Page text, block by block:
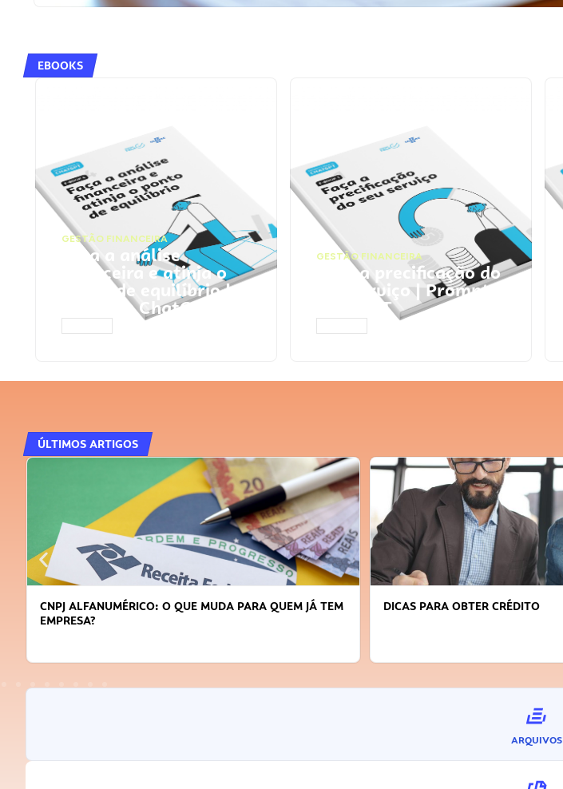
EBOOKS
GESTÃO FINANCEIRA
Faça a análise
financeira e atinja o
ponto de equilíbrio |
Prompts ChatGPT
GESTÃO FINANCEIRA
Faça a precificação do
seu serviço | Prompts
ChatGPT
ÚLTIMOS ARTIGOS
CNPJ ALFANUMÉRICO: O QUE MUDA PARA QUEM JÁ TEM
EMPRESA?
DICAS PARA OBTER CRÉDITO
ARQUIVOS